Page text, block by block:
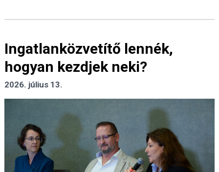
Ingatlanközvetítő lennék,
hogyan kezdjek neki?
2026. július 13.